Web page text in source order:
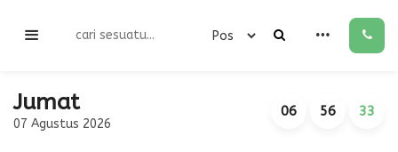
Jumat
07 Agustus 2026
06 56 33